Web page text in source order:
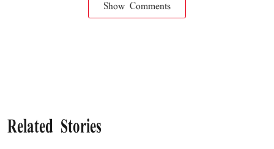
Show Comments
Related Stories